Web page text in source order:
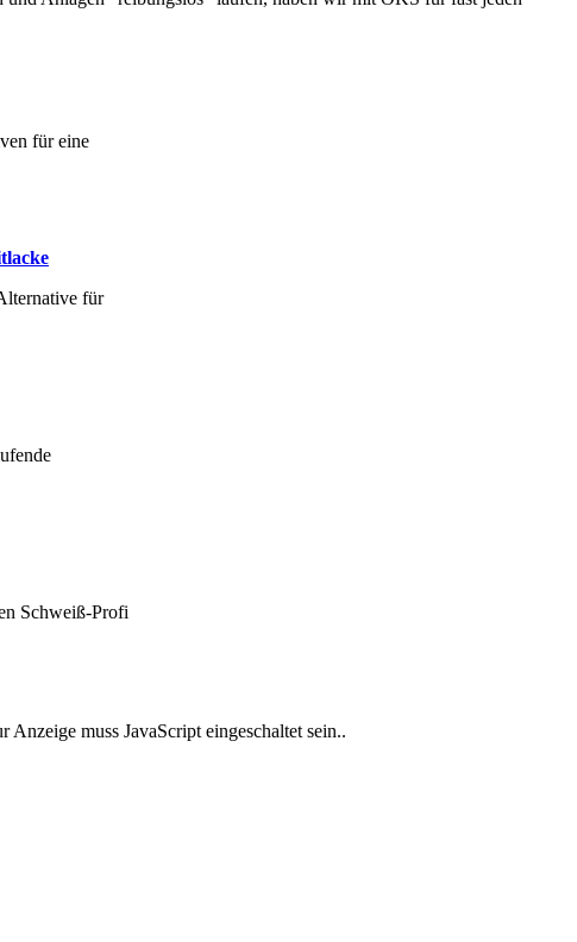
für eine
für
Schweiß-Profi
muss JavaScript eingeschaltet sein..